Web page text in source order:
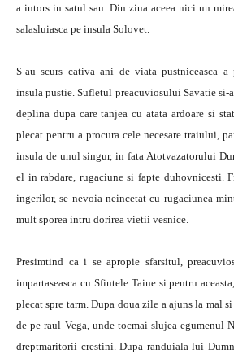
a intors in satul sau. Din ziua aceea nici un
salasluiasca pe insula Solovet.
S-au scurs cativa ani de viata pustniceasca a
insula pustie. Sufletul preacuviosului Savatie si-
deplina dupa care tanjea cu atata ardoare si
plecat pentru a procura cele necesare traiului,
insula de unul singur, in fata Atotvazatorului
el in rabdare, rugaciune si fapte duhovnicesti.
ingerilor, se nevoia neincetat cu rugaciunea
mult sporea intru dorirea vietii vesnice.
Presimtind ca i se apropie sfarsitul,
impartaseasca cu Sfintele Taine si pentru
plecat spre tarm. Dupa doua zile a ajuns la mal
de pe raul Vega, unde tocmai slujea egumenul
dreptmaritorii crestini. Dupa randuiala lui